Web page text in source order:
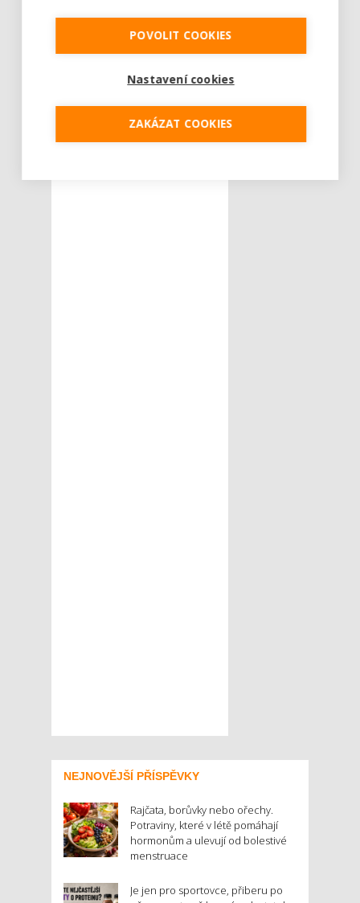
NEJNOVĚJŠÍ PŘÍSPĚVKY
Rajčata, borůvky nebo ořechy.
Potraviny, které v létě pomáhají
hormonům a ulevují od bolestivé
menstruace
Je jen pro sportovce, přiberu po
POVOLIT COOKIES
Nastavení cookies
ZAKÁZAT COOKIES